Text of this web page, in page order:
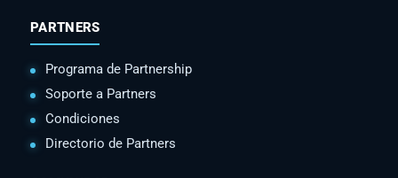
PARTNERS
Programa de Partnership
Soporte a Partners
Condiciones
Directorio de Partners